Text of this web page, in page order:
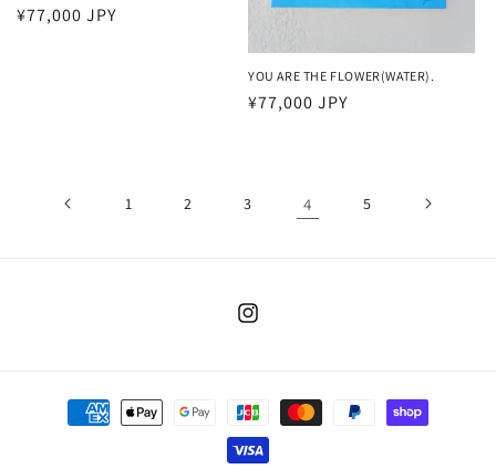
通
¥77,000 JPY
YOU ARE THE FLOWER(WATER).
通
¥77,000 JPY
1 2 3 4 5
Instagram